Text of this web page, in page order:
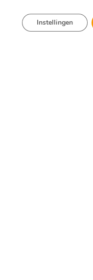
Instellingen